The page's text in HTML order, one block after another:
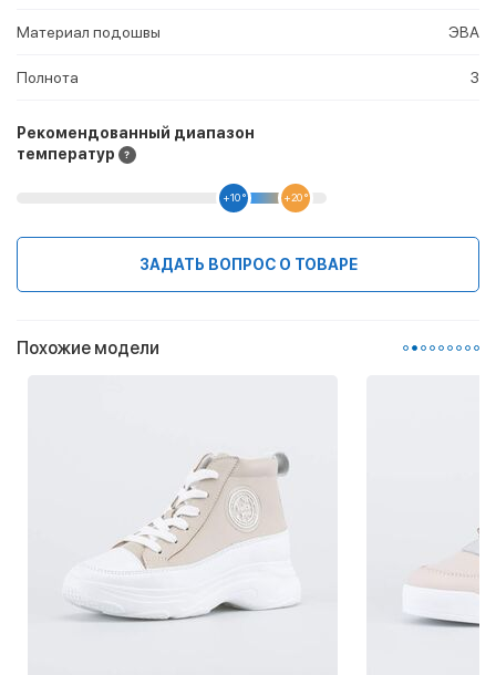
Материал подошвы ЭВА
Полнота 3
Рекомендованный диапазон
температур
+10 ° +20 °
ЗАДАТЬ ВОПРОС О ТОВАРЕ
Похожие модели